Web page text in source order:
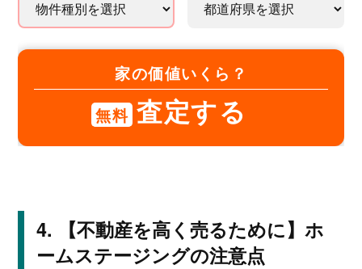
家の価値いくら？
無料 査定する
【不動産を高く売るために】ホ
ームステージングの注意点